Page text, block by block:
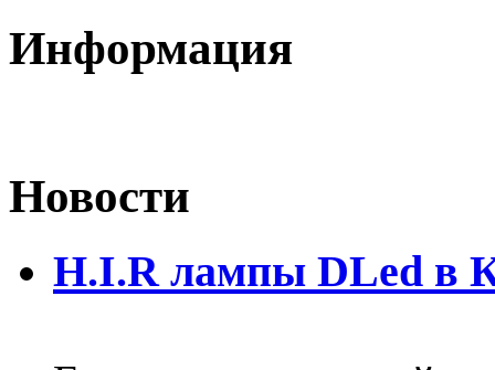
Информация
Новости
H.I.R лампы DLed в